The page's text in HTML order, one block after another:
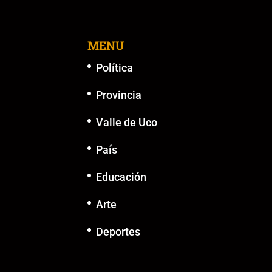
MENU
Política
Provincia
Valle de Uco
País
Educación
Arte
Deportes